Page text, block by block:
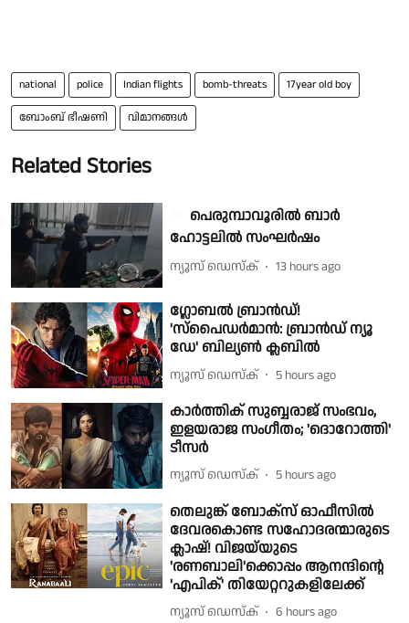
national police Indian flights bomb-threats 17year old boy
ബോംബ് ഭീഷണി വിമാനങ്ങൾ
Related Stories
പെരുമ്പാവൂരിൽ ബാർ
ഹോട്ടലിൽ സംഘർഷം
ന്യൂസ് ഡെസ്ക് 13 hours ago
ഗ്ലോബൽ ബ്രാൻഡ്!
'സ്പൈഡർമാൻ: ബ്രാൻഡ് ന്യൂ
ഡേ' ബില്യൺ ക്ലബിൽ
ന്യൂസ് ഡെസ്ക് 5 hours ago
കാർത്തിക് സുബ്ബരാജ് സംഭവം,
ഇളയരാജ സംഗീതം; 'ദൊറോത്തി'
ടീസർ
ന്യൂസ് ഡെസ്ക് 5 hours ago
തെലുങ്ക് ബോക്സ് ഓഫീസിൽ
ദേവരകൊണ്ട സഹോദരന്മാരുടെ
ക്ലാഷ്! വിജയ്‌യുടെ
'രണബാലി'ക്കൊപ്പം ആനന്ദിന്റെ
'എപിക്' തിയേറ്ററുകളിലേക്ക്
ന്യൂസ് ഡെസ്ക് 6 hours ago